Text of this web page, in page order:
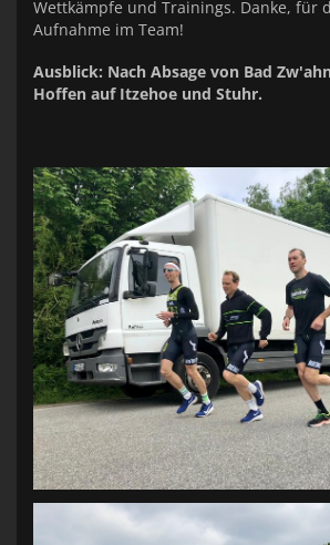
Wettkämpfe und Trainings. Danke, für
Aufnahme im Team!
Ausblick: Nach Absage von Bad
Hoffen auf Itzehoe und Stuhr.